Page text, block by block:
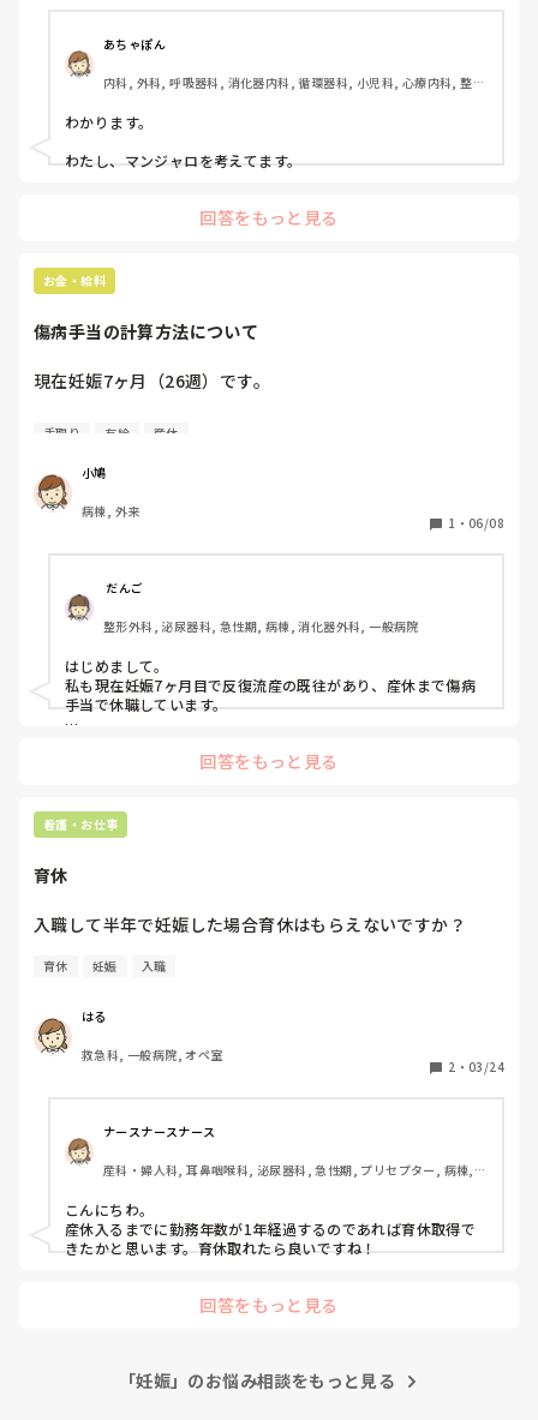
料理が好きなので子供達に手作りおやつを作ることが多く一
緒になって食べています。
いい加減、太りすぎて痩せたいのにデブ習慣が抜けず困って
います。。
いきなり痩せてもリバウンドすると思うので1ヶ月1kgでい
いので痩せたいです。皆さんはお腹が空いた時や疲労感が強
のアドバイスをいただけますと幸いです。
あちゃぽん
内科, 外科, 呼吸器科, 消化器内科, 循環器科, 小児科, 心療内科, 整形
合診療科, 救急科, 超急性期, ICU, CCU, HCU, その他の科, ママナー
ス, 外来, 神経内科, 脳神経外科, NICU, 消化器外科, 一般病院, 慢性
わかります。
わたし、マンジャロを考えてます。
回答をもっと見る
お金・給料
傷病手当の計算方法について
現在妊娠7ヶ月（26週）です。
妊娠高血圧で5月末から自宅安静の指示があり、有休で休ん
本日の診察で出産まで休みが必要とのことであり、有休も使
い切ってしまうため、これから産休までは傷病手当期間に入
傷病手当について調べたところ、まずは職場から書類が届く
こと、申請してから2〜3ヶ月で振り込まれる事は分かったの
ですが、金額の計算について分からない点があり質問させて
いただきました。
計算ツールを使ってみたのですが、額面給与というのは総支
給のことですよね？そこで計算して支給額は出たのですが、
などが引かれて手取り自体は少なくなるのでしょうか？
質問が分かりにくくてすいません。
分かる方がいらっしゃいましたら、お返事お待ちしていま
手取り 有給 産休
小鳩
病棟, 外来
1 ・ 06/08
だんご
整形外科, 泌尿器科, 急性期, 病棟, 消化器外科, 一般病院
はじめまして。
私も現在妊娠7ヶ月目で反復流産の既往があり、産休まで傷病
手当で休職しています。
休職期間中でも税金や社会保険料は発生するのですが、お金を
振り込んでくれる機関と、納める機関が違うため、職場が先に
そのため私の場合は傷病手当で休んだ期間に発生した税金と社
きをとりました。
が、休職中は傷病手当金が振り込まれるのは2~３ヶ月後、税金
お金の出入りにタイムラグが出るかと予想されます。
多分職場から傷病手当請求書類が送られる時に何かしらの通知
回答をもっと見る
看護・お仕事
育休
育休 妊娠 入職
はる
救急科, 一般病院, オペ室
2 ・ 03/24
ナースナースナース
産科・婦人科, 耳鼻咽喉科, 泌尿器科, 急性期, プリセプター, 病棟,
こんにちわ。
産休入るまでに勤務年数が1年経過するのであれば育休取得で
きたかと思います。育休取れたら良いですね！
回答をもっと見る
「妊娠」のお悩み相談をもっと見る